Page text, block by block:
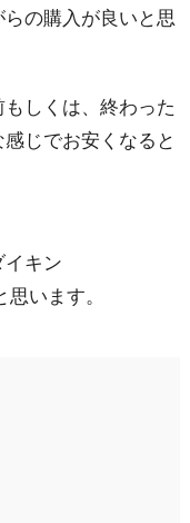
の購入が良いと思
しくは、終わった
じでお安くなると
イキン
います。